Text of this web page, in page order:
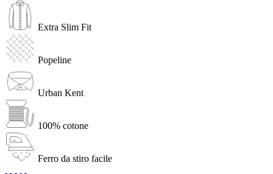
Extra Slim Fit
Popeline
Urban Kent
100% cotone
Ferro da stiro facile